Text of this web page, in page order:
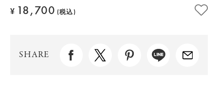
¥ 18,700 (税込)
SHARE